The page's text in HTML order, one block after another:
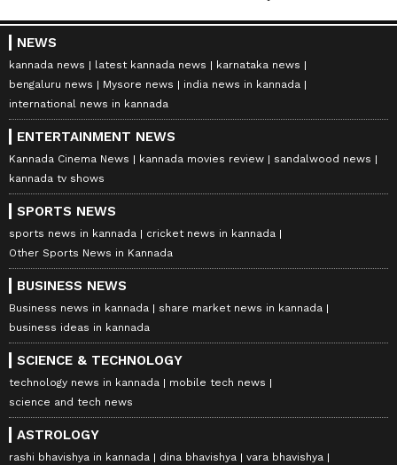
NEWS
kannada news latest kannada news
karnataka news
bengaluru news
Mysore news
india news in kannada
international news in kannada
ENTERTAINMENT NEWS
Kannada Cinema News kannada movies review
sandalwood news
kannada tv shows
SPORTS NEWS
sports news in kannada
cricket news in kannada
Other Sports News in Kannada
BUSINESS NEWS
Business news in kannada
share market news in kannada
business ideas in kannada
SCIENCE & TECHNOLOGY
technology news in kannada
mobile tech news
science and tech news
ASTROLOGY
rashi bhavishya in kannada dina bhavishya
vara bhavishya